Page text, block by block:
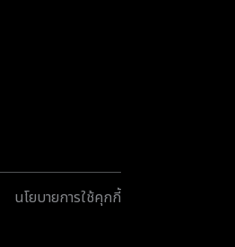
นโยบายการใช้คุกกี้